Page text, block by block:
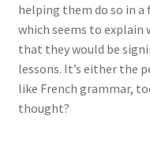
helping them do so in a
which seems to explain
that they would be
lessons. It’s either the
like French grammar,
thought?